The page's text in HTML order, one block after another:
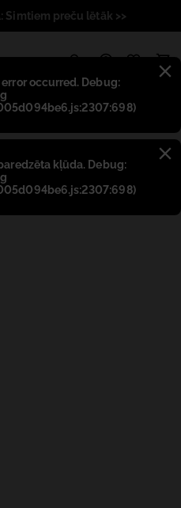
occurred. Debug:
kļūda. Debug:
Simtiem preču lētāk >>